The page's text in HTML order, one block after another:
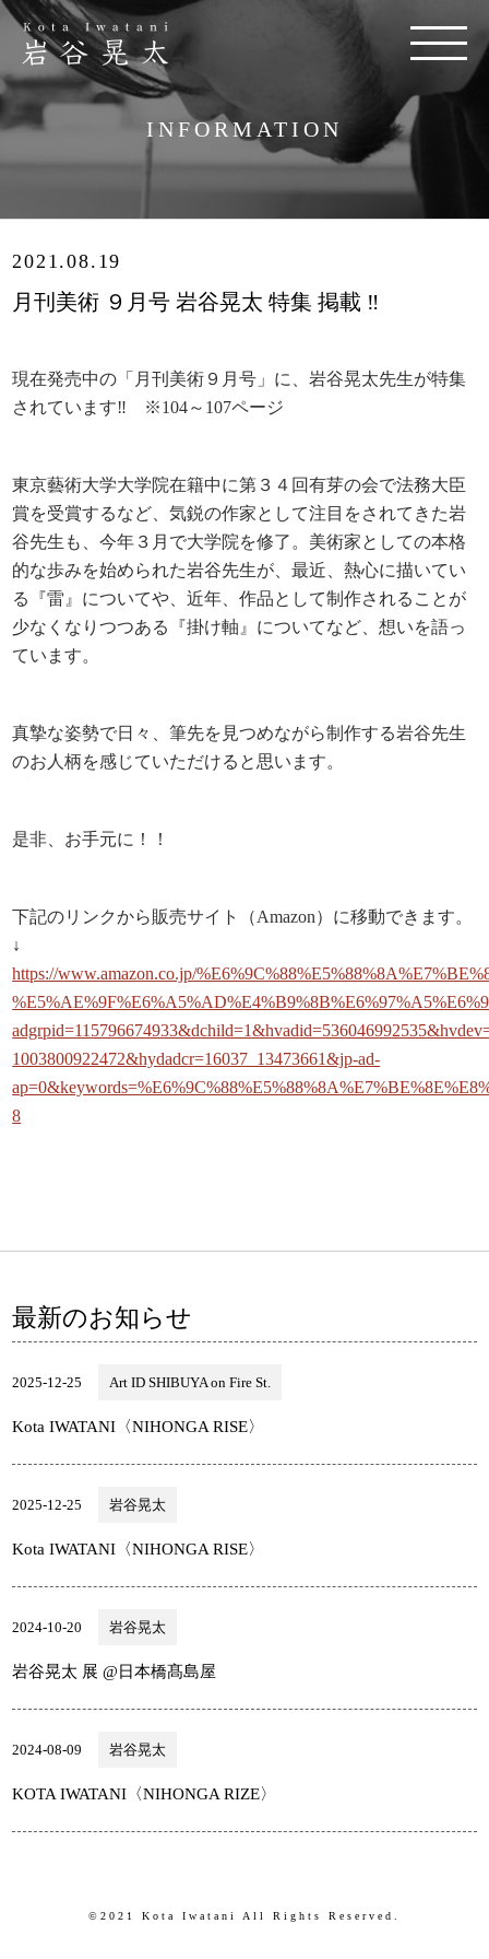
INFORMATION
2021.08.19
月刊美術 ９月号 岩谷晃太 特集 掲載 ‼
現在発売中の「月刊美術９月号」に、岩谷晃太先生が特集
されています‼ ※104～107ページ
東京藝術大学大学院在籍中に第３４回有芽の会で法務大臣
賞を受賞するなど、気鋭の作家として注目をされてきた岩
谷先生も、今年３月で大学院を修了。美術家としての本格
的な歩みを始められた岩谷先生が、最近、熱心に描いてい
る『雷』についてや、近年、作品として制作されることが
少なくなりつつある『掛け軸』についてなど、想いを語っ
ています。
真摯な姿勢で日々、筆先を見つめながら制作する岩谷先生
のお人柄を感じていただけると思います。
是非、お手元に！！
下記のリンクから販売サイト（Amazon）に移動できます。
↓
https://www.amazon.co.jp/
1003800922472&hydadcr=16037_13473661&jp-ad-
8
最新のお知らせ
2025-12-25 Art ID SHIBUYA on Fire St.
Kota IWATANI〈NIHONGA RISE〉
2025-12-25 岩谷晃太
Kota IWATANI〈NIHONGA RISE〉
2024-10-20 岩谷晃太
岩谷晃太 展 @日本橋髙島屋
2024-08-09 岩谷晃太
KOTA IWATANI〈NIHONGA RIZE〉
©2021 Kota Iwatani All Rights Reserved.